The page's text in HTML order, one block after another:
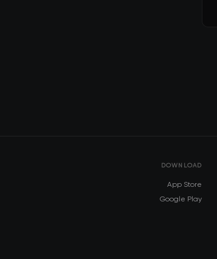
DOWNLOAD
App Store
Google Play